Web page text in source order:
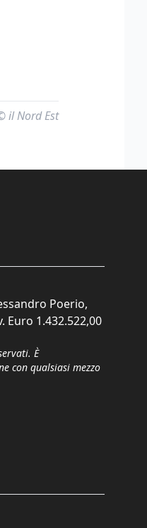
il Nord Est
Poerio,
Euro 1.432.522,00
È
con qualsiasi mezzo